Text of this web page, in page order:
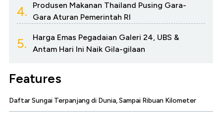
4.
Produsen Makanan Thailand Pusing Gara-
Gara Aturan Pemerintah RI
5.
Harga Emas Pegadaian Galeri 24, UBS &
Antam Hari Ini Naik Gila-gilaan
Features
Daftar Sungai Terpanjang di Dunia, Sampai Ribuan Kilometer